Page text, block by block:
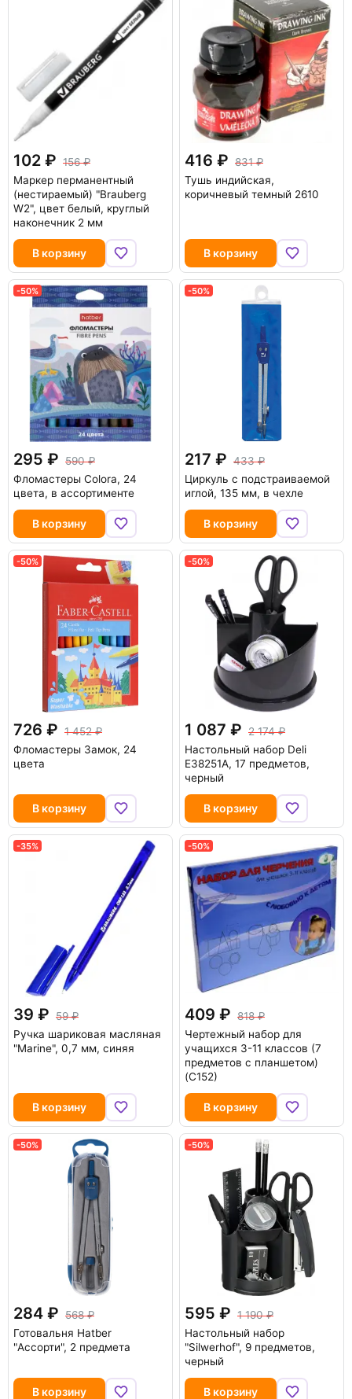
102
156
Маркер перманентный
(нестираемый) "Brauberg
W2", цвет белый, круглый
наконечник 2 мм
В корзину
416
831
Тушь индийская,
коричневый темный 2610
В корзину
-50%
295
590
Фломастеры Colora, 24
цвета, в ассортименте
В корзину
-50%
217
433
Циркуль с подстраиваемой
иглой, 135 мм, в чехле
В корзину
-50%
726
1 452
Фломастеры Замок, 24
цвета
В корзину
-50%
1 087
2 174
Настольный набор Deli
E38251A, 17 предметов,
черный
В корзину
-35%
39
59
Ручка шариковая масляная
"Marine", 0,7 мм, синяя
В корзину
-50%
409
818
Чертежный набор для
учащихся 3-11 классов (7
предметов с планшетом)
(С152)
В корзину
-50%
284
568
Готовальня Hatber
"Ассорти", 2 предмета
В корзину
-50%
595
1 190
Настольный набор
"Silwerhof", 9 предметов,
черный
В корзину